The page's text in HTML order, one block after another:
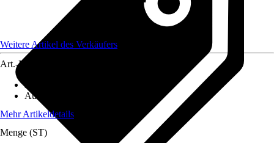
Weitere Artikel des Verkäufers
Art.-Nr.
Material
Ausführung
Mehr Artikeldetails
Menge (ST)